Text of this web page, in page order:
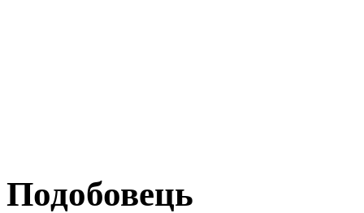
Подобовець